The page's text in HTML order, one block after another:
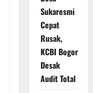
Sukaresmi
Cepat
Rusak,
KCBI Bogor
Desak
Audit Total